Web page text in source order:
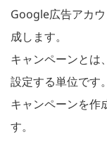
Google広告アカ
成します。
キャンペーンとは
設定する単位です。
キャンペーンを作
す。